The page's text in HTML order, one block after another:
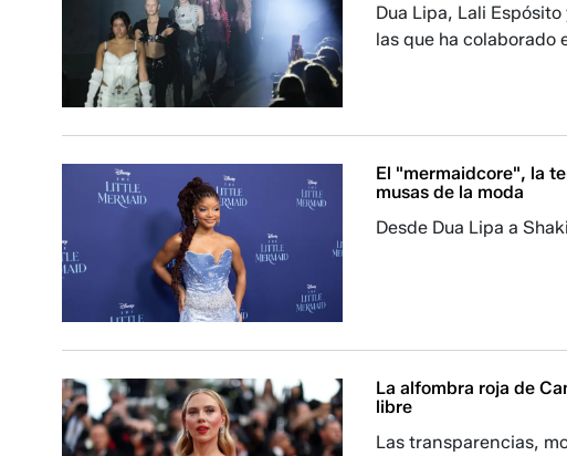
Dua Lipa, Lali
las que ha colaborado
El "mermaidcore", la
musas de la moda
Desde Dua Lipa a
La alfombra roja de
libre
Las transparencias,